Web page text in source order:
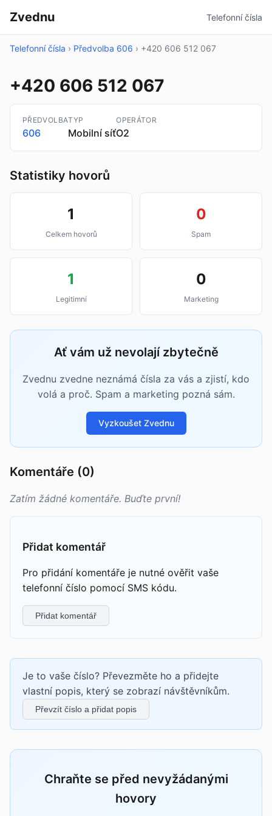
Zvednu Telefonní čísla
Telefonní čísla › Předvolba 606 › +420 606 512 067
+420 606 512 067
PŘEDVOLBA
606
TYP
Mobilní síť
OPERÁTOR
O2
Statistiky hovorů
1
Celkem hovorů
0
Spam
1
Legitimní
0
Marketing
Ať vám už nevolají zbytečně
Zvednu zvedne neznámá čísla za vás a zjistí, kdo
volá a proč. Spam a marketing pozná sám.
Vyzkoušet Zvednu
Komentáře (0)
Zatím žádné komentáře. Buďte první!
Přidat komentář
Pro přidání komentáře je nutné ověřit vaše
telefonní číslo pomocí SMS kódu.
Přidat komentář
Je to vaše číslo? Převezměte ho a přidejte
vlastní popis, který se zobrazí návštěvníkům.
Převzít číslo a přidat popis
Chraňte se před nevyžádanými
hovory